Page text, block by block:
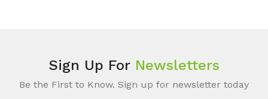
Sign Up For Newsletters
Be the First to Know. Sign up for newsletter today